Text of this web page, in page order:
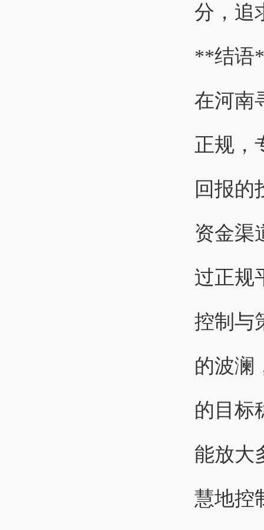
分，追
**结语
在河南
正规，
回报的
资金渠
过正规
控制与
的波澜
的目标
能放大
慧地控